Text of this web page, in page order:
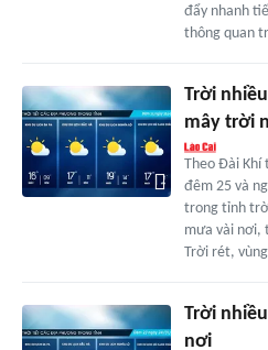
đẩy nhanh
thông quan
Trời
mây trời
Theo Đài Khí
đêm 25 và
trong tỉnh
mưa vài nơi,
Trời rét,
Trời
nơi